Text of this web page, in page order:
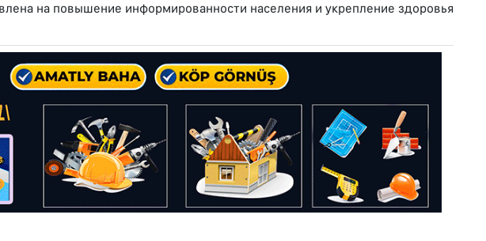
на повышение информированности населения и укрепление здоровья